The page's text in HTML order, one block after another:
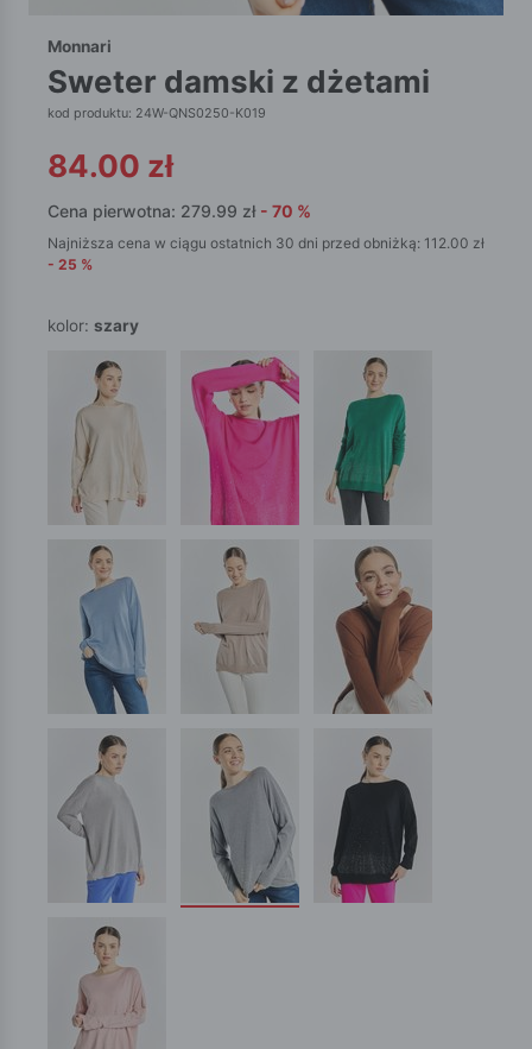
Monnari
sweter damski z dżetami
kod produktu: 24W-QNS0250-K019
84.00 zł
Cena pierwotna: 279.99 zł - 70 %
Najniższa cena w ciągu ostatnich 30 dni przed obniżką: 112.00 zł
- 25 %
kolor: szary